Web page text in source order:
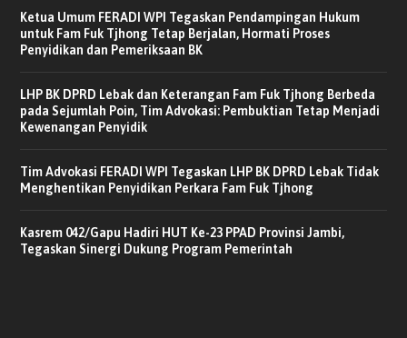
Ketua Umum FERADI WPI Tegaskan Pendampingan Hukum
untuk Fam Fuk Tjhong Tetap Berjalan, Hormati Proses
Penyidikan dan Pemeriksaan BK
LHP BK DPRD Lebak dan Keterangan Fam Fuk Tjhong Berbeda
pada Sejumlah Poin, Tim Advokasi: Pembuktian Tetap Menjadi
Kewenangan Penyidik
Tim Advokasi FERADI WPI Tegaskan LHP BK DPRD Lebak Tidak
Menghentikan Penyidikan Perkara Fam Fuk Tjhong
Kasrem 042/Gapu Hadiri HUT Ke-23 PPAD Provinsi Jambi,
Tegaskan Sinergi Dukung Program Pemerintah